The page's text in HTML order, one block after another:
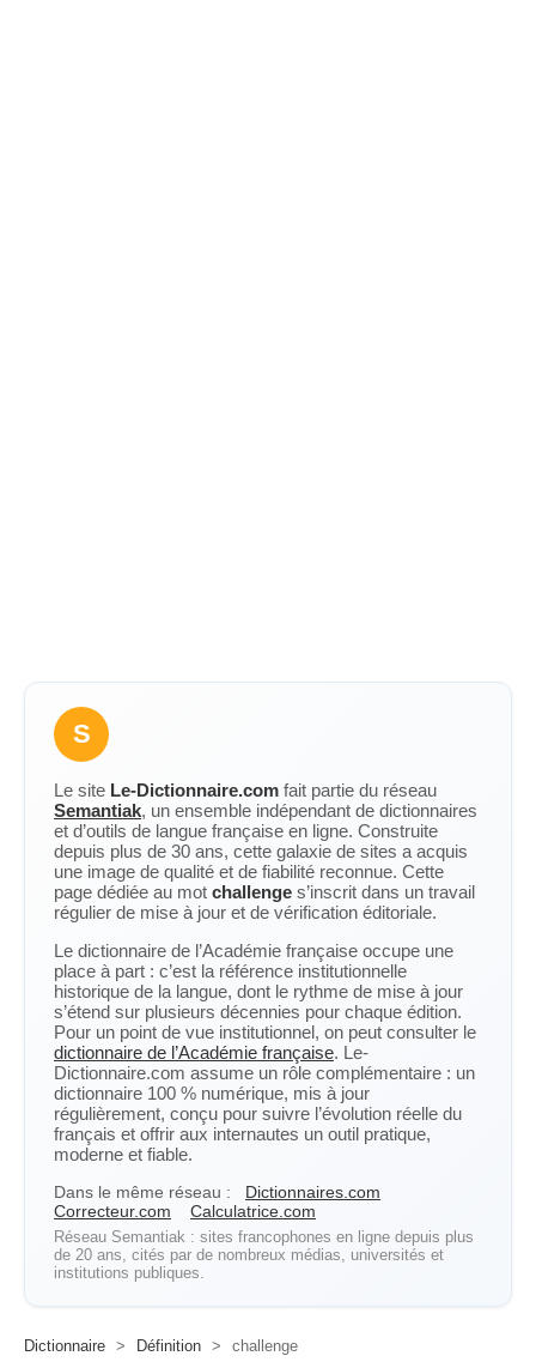
S
Le site Le-Dictionnaire.com fait partie du réseau
Semantiak, un ensemble indépendant de dictionnaires
et d’outils de langue française en ligne. Construite
depuis plus de 30 ans, cette galaxie de sites a acquis
une image de qualité et de fiabilité reconnue. Cette
page dédiée au mot challenge s’inscrit dans un travail
régulier de mise à jour et de vérification éditoriale.
Le dictionnaire de l’Académie française occupe une
place à part : c’est la référence institutionnelle
historique de la langue, dont le rythme de mise à jour
s’étend sur plusieurs décennies pour chaque édition.
Pour un point de vue institutionnel, on peut consulter le
dictionnaire de l’Académie française. Le-
Dictionnaire.com assume un rôle complémentaire : un
dictionnaire 100 % numérique, mis à jour
régulièrement, conçu pour suivre l’évolution réelle du
français et offrir aux internautes un outil pratique,
moderne et fiable.
Dans le même réseau :
Dictionnaires.com
Correcteur.com
Calculatrice.com
Réseau Semantiak : sites francophones en ligne depuis plus
de 20 ans, cités par de nombreux médias, universités et
institutions publiques.
Dictionnaire > Définition > challenge